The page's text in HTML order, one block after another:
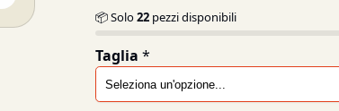
📦 Solo22 pezzi disponibili
Taglia *